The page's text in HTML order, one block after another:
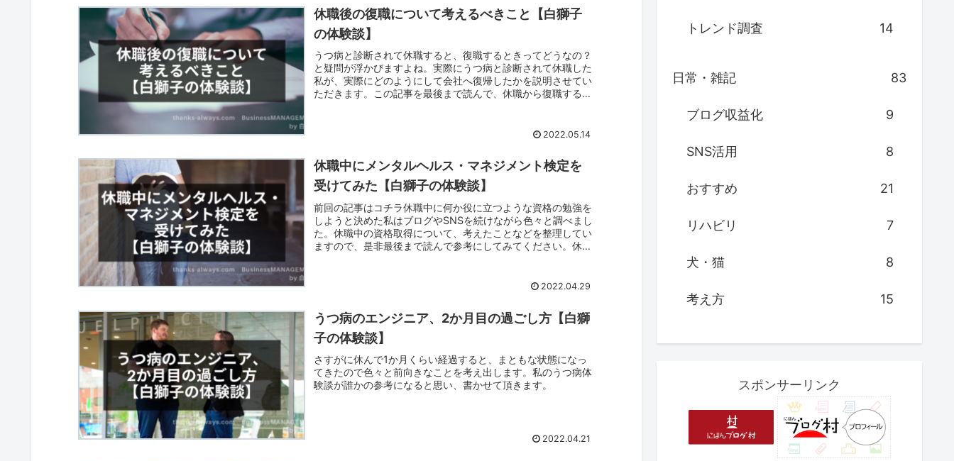
休職後の復職について考えるべきこと【白獅子
の体験談】
うつ病と診断されて休職すると、復職するときってどうなの？
と疑問が浮かびますよね。実際にうつ病と診断されて休職した
私が、実際にどのようにして会社へ復帰したかを説明させてい
ただきます。この記事を最後まで読んで、休職から復職すると
2022.05.14
休職中にメンタルヘルス・マネジメント検定を
受けてみた【白獅子の体験談】
前回の記事はコチラ休職中に何か役に立つような資格の勉強を
しようと決めた私はブログやSNSを続けながら色々と調べまし
た。休職中の資格取得について、考えたことなどを整理してい
ますので、是非最後まで読んで参考にしてみてください。休職
2022.04.29
うつ病のエンジニア、2か月目の過ごし方【白獅
子の体験談】
さすがに休んで1か月くらい経過すると、まともな状態になっ
てきたので色々と前向きなことを考え出します。私のうつ病体
験談が誰かの参考になると思い、書かせて頂きます。
2022.04.21
トレンド調査 14
日常・雑記 83
ブログ収益化 9
SNS活用 8
おすすめ 21
リハビリ 7
犬・猫 8
考え方 15
スポンサーリンク